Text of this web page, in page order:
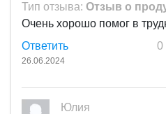
Тип отзыва: Отзыв о
Очень хорошо помог в
Ответить
0
26.06.2024
Юлия